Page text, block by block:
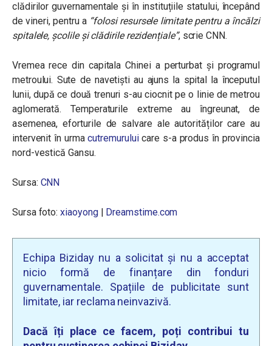
clădirilor guvernamentale și în instituțiile statului, începând
de vineri, pentru a “folosi resursele limitate pentru a încălzi
spitalele, școlile și clădirile rezidențiale”, scrie CNN.
Vremea rece din capitala Chinei a perturbat și programul
metroului. Sute de navetiști au ajuns la spital la începutul
lunii, după ce două trenuri s-au ciocnit pe o linie de metrou
aglomerată. Temperaturile extreme au îngreunat, de
asemenea, eforturile de salvare ale autorităților care au
intervenit în urmacutremuruluicare s-a produs în provincia
nord-vestică Gansu.
Sursa: CNN
Sursa foto: xiaoyong | Dreamstime.com
Echipa Biziday nu a solicitat și nu a acceptat
nicio formă de finanțare din fonduri
guvernamentale. Spațiile de publicitate sunt
limitate, iar reclama neinvazivă.
Dacă îți place ce facem, poți contribui tu